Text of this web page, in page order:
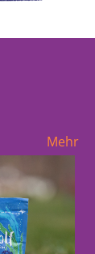
Mehr